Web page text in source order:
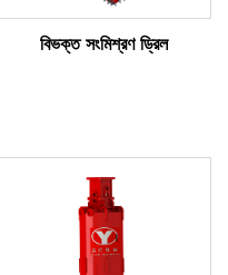
বিভক্ত সংমিশ্রণ ড্রিল